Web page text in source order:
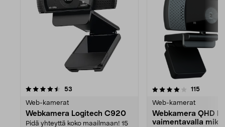
53
Web-kamerat
Webkamera Logitech C920
Pidä yhteyttä koko maailmaan! 15
4.0viidestä
115
Web-kamerat
Webkamera QHD
vaimentavalla